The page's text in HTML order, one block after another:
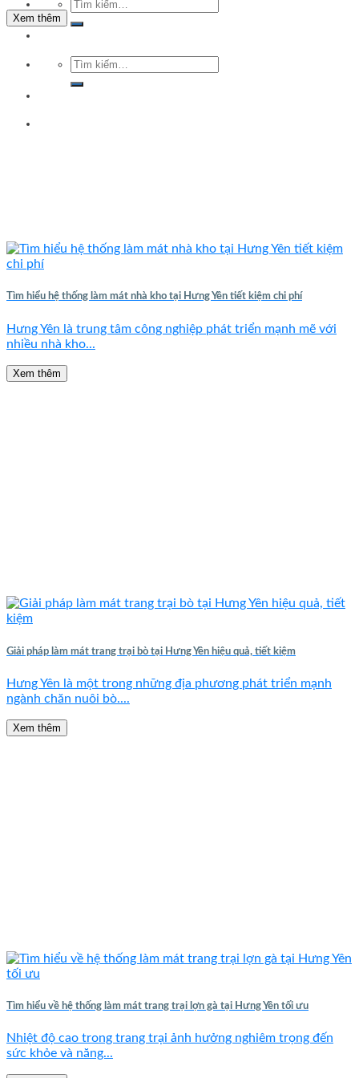
Tìm
Xem thêm
Tìm hiểu hệ thống làm mát nhà kho tại Hưng Yên tiết kiệm chi phí
Hưng Yên là trung tâm công nghiệp phát triển mạnh mẽ với
nhiều nhà kho...
Xem thêm
Giải pháp làm mát trang trại bò tại Hưng Yên hiệu quả, tiết kiệm
Hưng Yên là một trong những địa phương phát triển mạnh
ngành chăn nuôi bò....
Xem thêm
Tìm hiểu về hệ thống làm mát trang trại lợn gà tại Hưng Yên tối ưu
Nhiệt độ cao trong trang trại ảnh hưởng nghiêm trọng đến
sức khỏe và năng...